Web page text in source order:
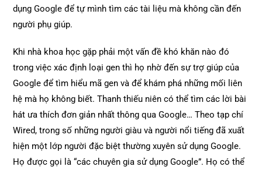
dụng Google để tự mình tìm các tài liệu mà không cần đến
người phụ giúp.
Khi nhà khoa học gặp phải một vấn đề khó khăn nào đó
trong việc xác định loại gen thì họ nhờ đến sự trợ giúp của
Google để tìm hiểu mã gen và để khám phá những mối liên
hệ mà họ không biết. Thanh thiếu niên có thể tìm các lời bài
hát ưa thích đơn giản nhất thông qua Google… Theo tạp chí
Wired, trong số những người giàu và người nổi tiếng đã xuất
hiện một lớp người đặc biệt thường xuyên sử dụng Google.
Họ được gọi là “các chuyên gia sử dụng Google”. Họ có thể